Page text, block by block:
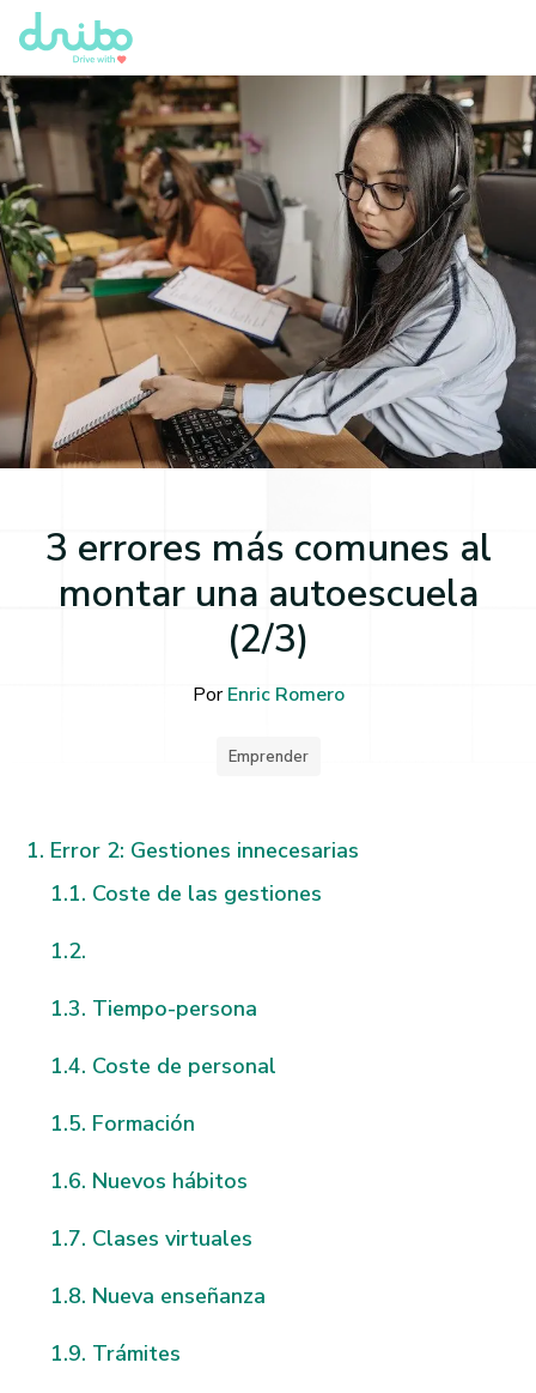
3 errores más comunes al
montar una autoescuela
(2/3)
Por Enric Romero
Emprender
Error 2: Gestiones innecesarias
Coste de las gestiones
Tiempo-persona
Coste de personal
Formación
Nuevos hábitos
Clases virtuales
Nueva enseñanza
Trámites